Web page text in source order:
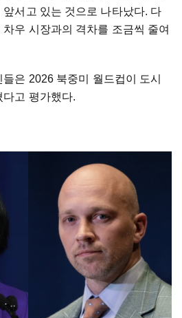
앞서고 있는 것으로 나타났다. 다
우 시장과의 격차를 조금씩 줄여
은 2026 북중미 월드컵이 도시
고 평가했다.